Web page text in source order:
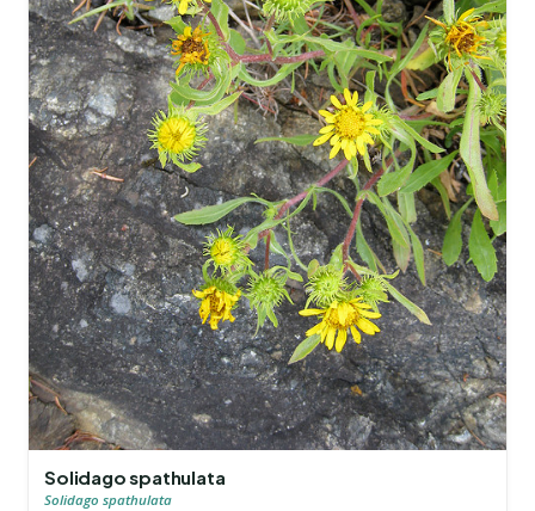
Solidago spathulata
Solidago spathulata